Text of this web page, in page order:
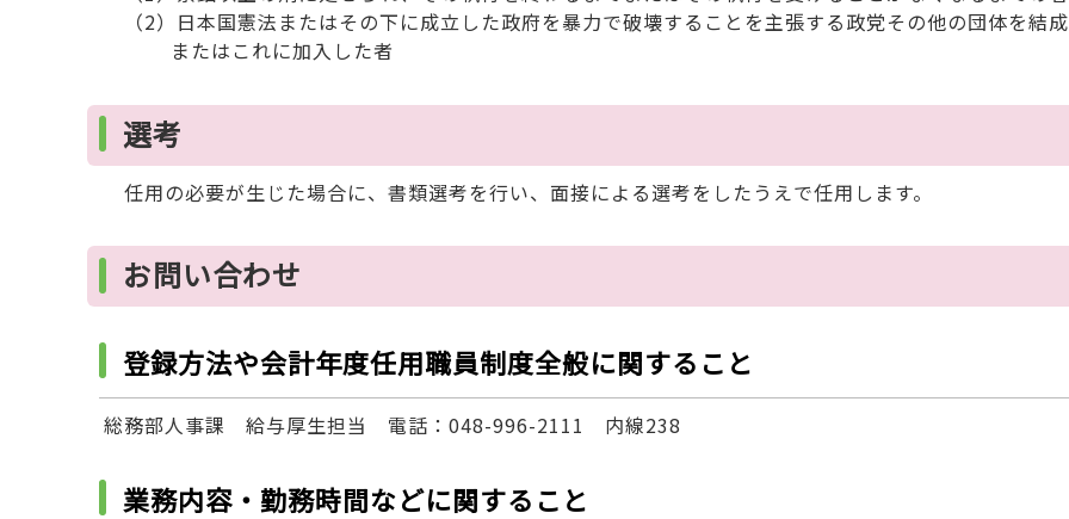
（2）日本国憲法またはその下に成立した政府を暴力で破壊することを主張する政党その他の団体を結
またはこれに加入した者
選考
任用の必要が生じた場合に、書類選考を行い、面接による選考をしたうえで任用します。
お問い合わせ
登録方法や会計年度任用職員制度全般に関すること
総務部人事課 給与厚生担当 電話：048-996-2111 内線238
業務内容・勤務時間などに関すること